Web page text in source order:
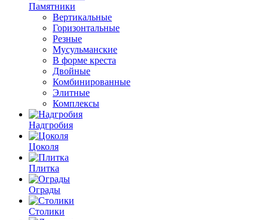
Памятники
Вертикальные
Горизонтальные
Резные
Мусульманские
В форме креста
Двойные
Комбинированные
Элитные
Комплексы
Надгробия
Цоколя
Плитка
Ограды
Столики